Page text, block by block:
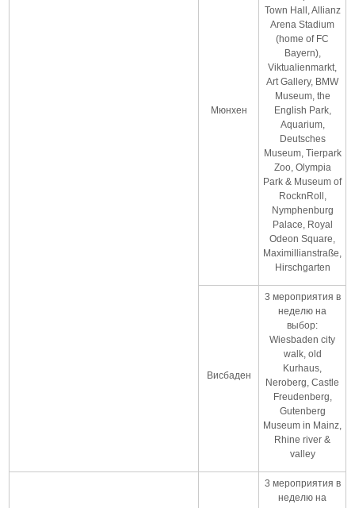
Мюнхен
Town Hall, Allianz
Arena Stadium
(home of FC
Bayern),
Viktualienmarkt,
Art Gallery, BMW
Museum, the
English Park,
Aquarium,
Deutsches
Museum, Tierpark
Zoo, Olympia
Park & Museum of
RocknRoll,
Nymphenburg
Palace, Royal
Odeon Square,
Maximillianstraße,
Hirschgarten
Висбаден
3 мероприятия в
неделю на
выбор:
Wiesbaden city
walk, old
Kurhaus,
Neroberg, Castle
Freudenberg,
Gutenberg
Museum in Mainz,
Rhine river &
valley
3 мероприятия в
неделю на